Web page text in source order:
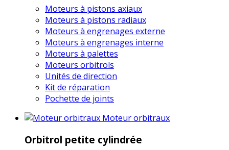
Moteurs à pistons axiaux
Moteurs à pistons radiaux
Moteurs à engrenages externe
Moteurs à engrenages interne
Moteurs à palettes
Moteurs orbitrols
Unités de direction
Kit de réparation
Pochette de joints
Moteur orbitraux
Orbitrol petite cylindrée